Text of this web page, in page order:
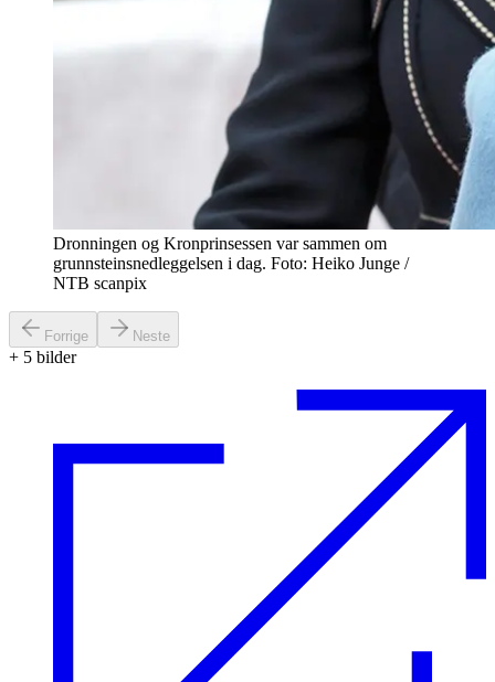
Dronningen og Kronprinsessen var sammen om
grunnsteinsnedleggelsen i dag. Foto: Heiko Junge /
NTB scanpix
Forrige Neste
+ 5 bilder